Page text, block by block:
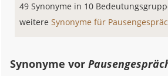
49 Synonyme in 10
weitereSynonyme für
Synonyme vor